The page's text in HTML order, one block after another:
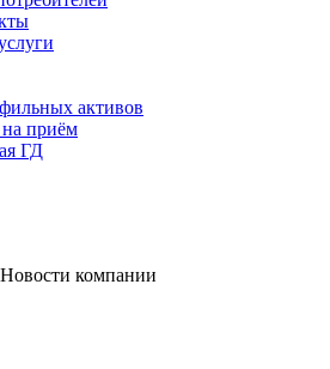
активов
на приём
ГД
компании